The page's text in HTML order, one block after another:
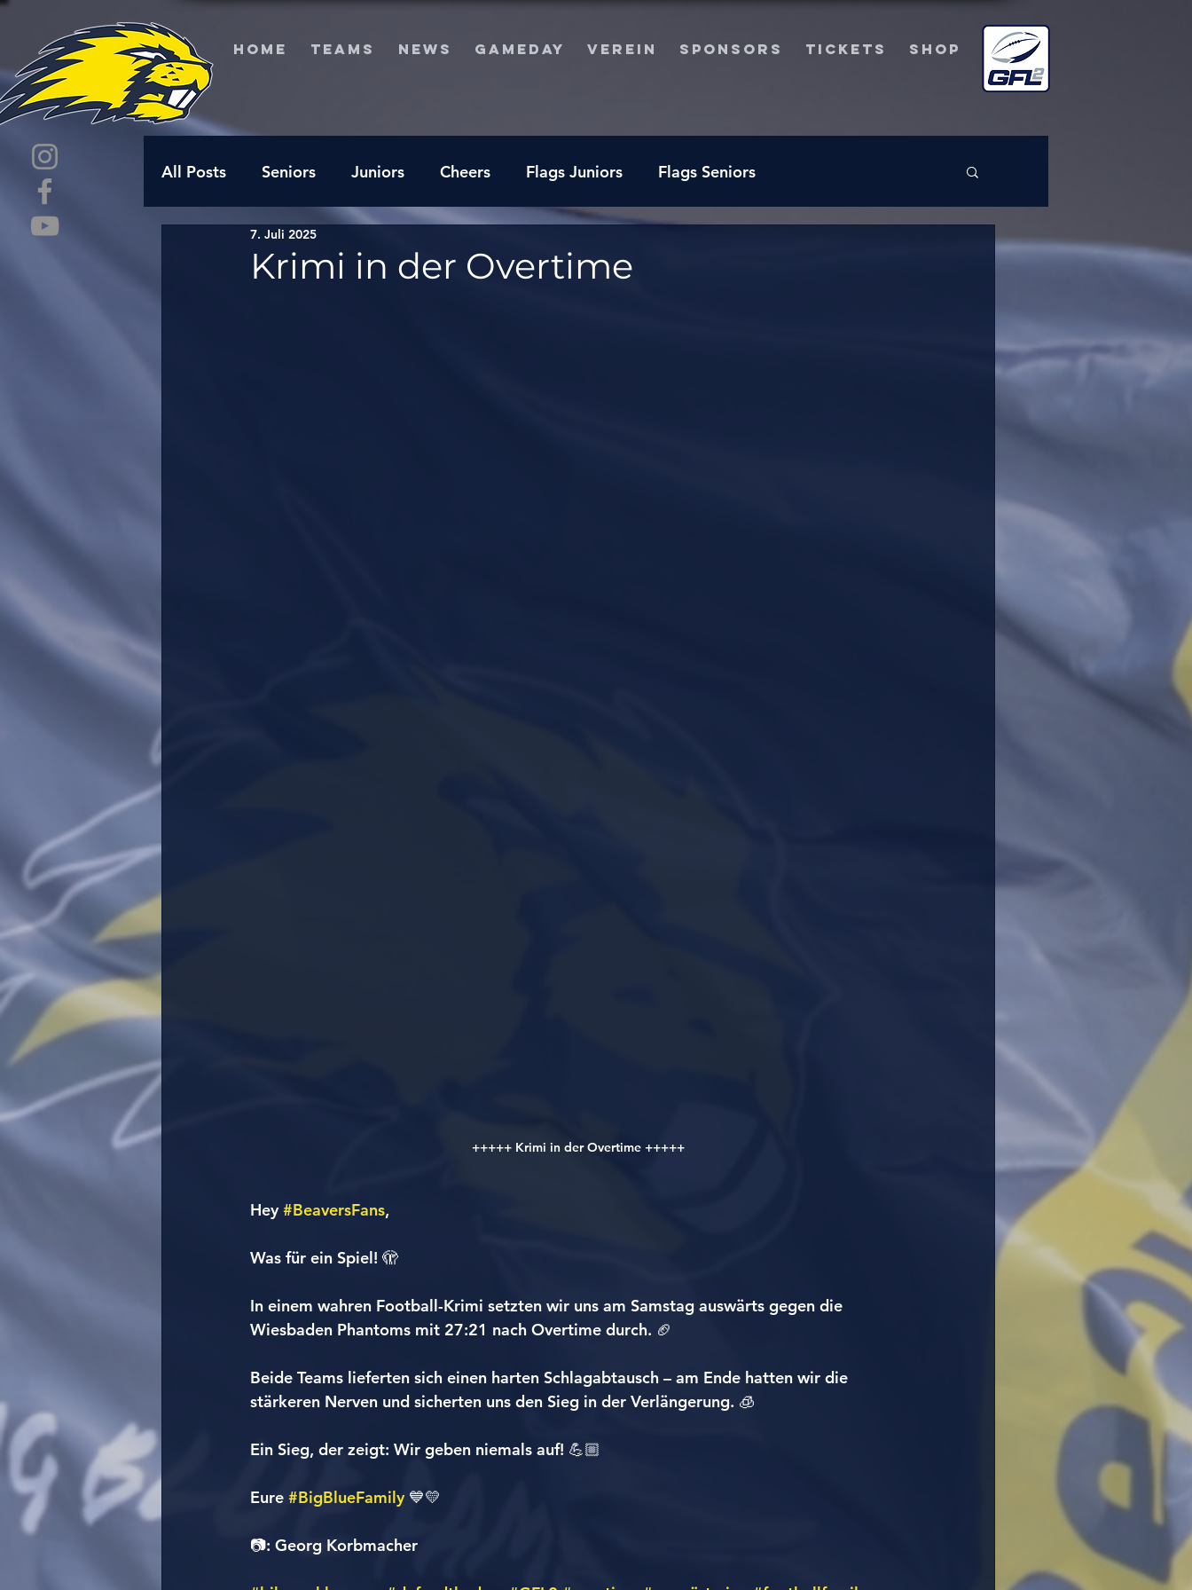
HOME TEAMS NEWS GAMEDAY VEREIN SPONSORS TICKETS SHOP
All Posts Seniors Juniors Cheers Flags Juniors Flags Seniors
Krimi in der Overtime
7. Juli 2025
+++++ Krimi in der Overtime +++++
Hey #BeaversFans,
Was für ein Spiel! 🫣
In einem wahren Football-Krimi setzten wir uns am Samstag auswärts gegen die
Wiesbaden Phantoms mit 27:21 nach Overtime durch. 🏈
Beide Teams lieferten sich einen harten Schlagabtausch – am Ende hatten wir die
stärkeren Nerven und sicherten uns den Sieg in der Verlängerung. 🧊
Ein Sieg, der zeigt: Wir geben niemals auf! 💪🏼
Eure #BigBlueFamily 💙💛
📷: Georg Korbmacher